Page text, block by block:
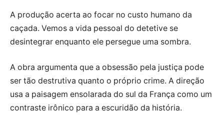
A produção acerta ao focar no custo humano da
caçada. Vemos a vida pessoal do detetive se
desintegrar enquanto ele persegue uma sombra.
A obra argumenta que a obsessão pela justiça pode
ser tão destrutiva quanto o próprio crime. A direção
usa a paisagem ensolarada do sul da França como um
contraste irônico para a escuridão da história.